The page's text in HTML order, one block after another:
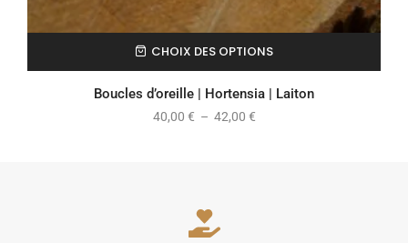
CHOIX DES OPTIONS
Boucles d’oreille | Hortensia | Laiton
40,00 € – 42,00 €